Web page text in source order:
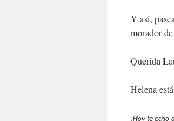
Y así,
morador
Querida
Helena
¡Hoy te echo